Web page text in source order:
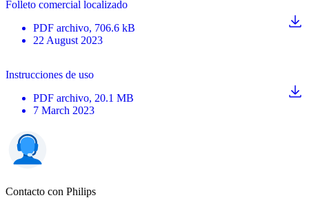
Folleto comercial localizado
PDF archivo, 706.6 kB
22 August 2023
Instrucciones de uso
PDF archivo, 20.1 MB
7 March 2023
Contacto con Philips